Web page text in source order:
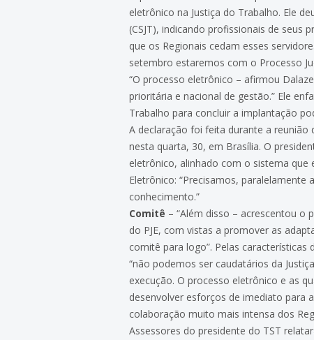
eletrônico na Justiça do Trabalho. Ele
(CSJT), indicando profissionais de seus
que os Regionais cedam esses
setembro estaremos com o Processo
“O processo eletrônico – afirmou
prioritária e nacional de gestão.” Ele
Trabalho para concluir a implantação
A declaração foi feita durante a reunião
nesta quarta, 30, em Brasília. O
eletrônico, alinhado com o sistema que
Eletrônico: “Precisamos, paralelamente
conhecimento.”
Comitê – “Além disso – acrescentou o
do PJE, com vistas a promover as
comitê para logo”. Pelas
“não podemos ser caudatários da
execução. O processo eletrônico e as
desenvolver esforços de imediato para
colaboração muito mais intensa dos
Assessores do presidente do TST